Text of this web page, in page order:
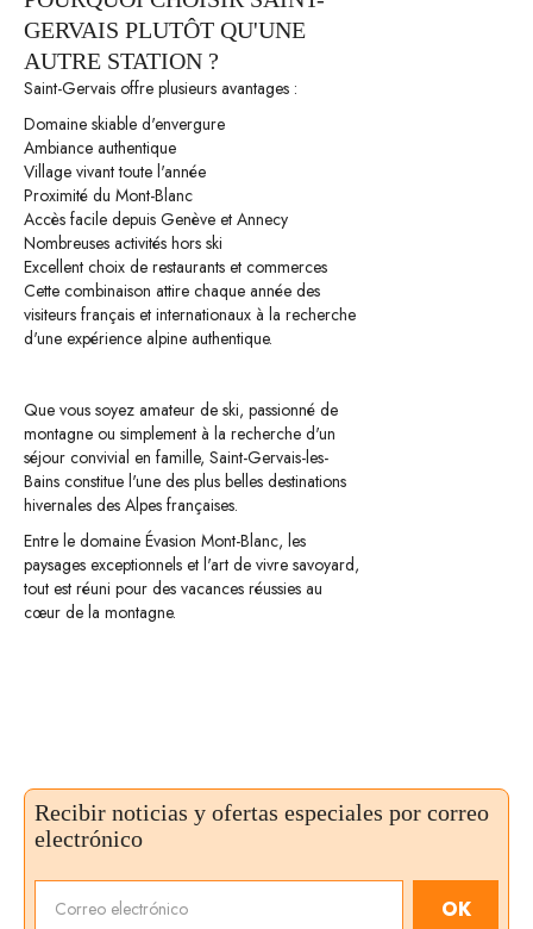
GERVAIS PLUTÔT QU'UNE
AUTRE STATION ?
Saint-Gervais offre plusieurs avantages :
Domaine skiable d'envergure
Ambiance authentique
Village vivant toute l'année
Proximité du Mont-Blanc
Accès facile depuis Genève et Annecy
Nombreuses activités hors ski
Excellent choix de restaurants et commerces
Cette combinaison attire chaque année des
visiteurs français et internationaux à la recherche
d'une expérience alpine authentique.
Que vous soyez amateur de ski, passionné de
montagne ou simplement à la recherche d'un
séjour convivial en famille, Saint-Gervais-les-
Bains constitue l'une des plus belles destinations
hivernales des Alpes françaises.
Entre le domaine Évasion Mont-Blanc, les
paysages exceptionnels et l'art de vivre savoyard,
tout est réuni pour des vacances réussies au
cœur de la montagne.
Recibir noticias y ofertas especiales por correo
electrónico
OK